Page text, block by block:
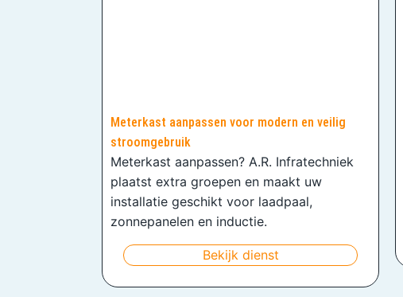
Meterkast aanpassen voor modern en veilig
stroomgebruik
Meterkast aanpassen? A.R. Infratechniek
plaatst extra groepen en maakt uw
installatie geschikt voor laadpaal,
zonnepanelen en inductie.
Bekijk dienst